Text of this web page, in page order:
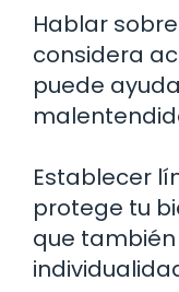
Hablar
considera
puede
Establecer
protege tu
que